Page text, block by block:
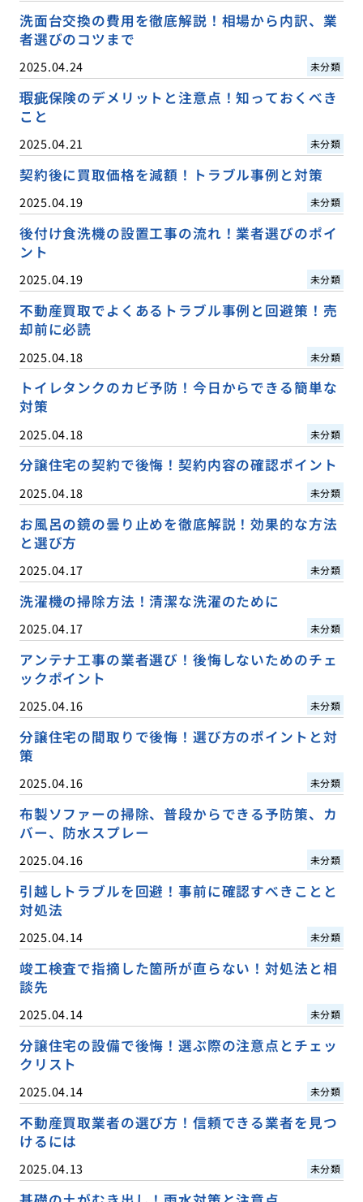
洗面台交換の費用を徹底解説！相場から内訳、業
者選びのコツまで
2025.04.24 未分類
瑕疵保険のデメリットと注意点！知っておくべき
こと
2025.04.21 未分類
契約後に買取価格を減額！トラブル事例と対策
2025.04.19 未分類
後付け食洗機の設置工事の流れ！業者選びのポイ
ント
2025.04.19 未分類
不動産買取でよくあるトラブル事例と回避策！売
却前に必読
2025.04.18 未分類
トイレタンクのカビ予防！今日からできる簡単な
対策
2025.04.18 未分類
分譲住宅の契約で後悔！契約内容の確認ポイント
2025.04.18 未分類
お風呂の鏡の曇り止めを徹底解説！効果的な方法
と選び方
2025.04.17 未分類
洗濯機の掃除方法！清潔な洗濯のために
2025.04.17 未分類
アンテナ工事の業者選び！後悔しないためのチェ
ックポイント
2025.04.16 未分類
分譲住宅の間取りで後悔！選び方のポイントと対
策
2025.04.16 未分類
布製ソファーの掃除、普段からできる予防策、カ
バー、防水スプレー
2025.04.16 未分類
引越しトラブルを回避！事前に確認すべきことと
対処法
2025.04.14 未分類
竣工検査で指摘した箇所が直らない！対処法と相
談先
2025.04.14 未分類
分譲住宅の設備で後悔！選ぶ際の注意点とチェッ
クリスト
2025.04.14 未分類
不動産買取業者の選び方！信頼できる業者を見つ
けるには
2025.04.13 未分類